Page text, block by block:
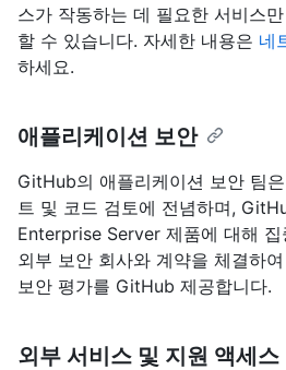
스가 작동하는 데 필요한 서비스
할 수 있습니다. 자세한 내용은 네
하세요.
애플리케이션 보안
GitHub의 애플리케이션 보안 팀
트 및 코드 검토에 전념하며,
Enterprise Server 제품에 대해
외부 보안 회사와 계약을 체결하
보안 평가를 GitHub 제공합니다.
외부 서비스 및 지원 액세스